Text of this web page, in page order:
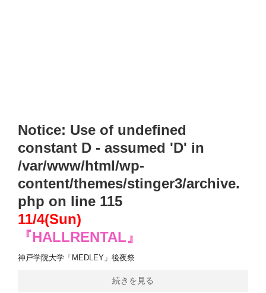
Notice: Use of undefined
constant D - assumed 'D' in
/var/www/html/wp-
content/themes/stinger3/archive.
php on line 115
11/4(Sun)
『HALLRENTAL』
神戸学院大学「MEDLEY」後夜祭
続きを見る